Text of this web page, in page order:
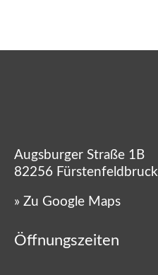
Augsburger Straße 1B
82256 Fürstenfeldbruck
» Zu Google Maps
Öffnungszeiten